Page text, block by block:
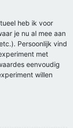
heb ik voor
je nu al mee aan
Persoonlijk vind
met
eenvoudig
willen